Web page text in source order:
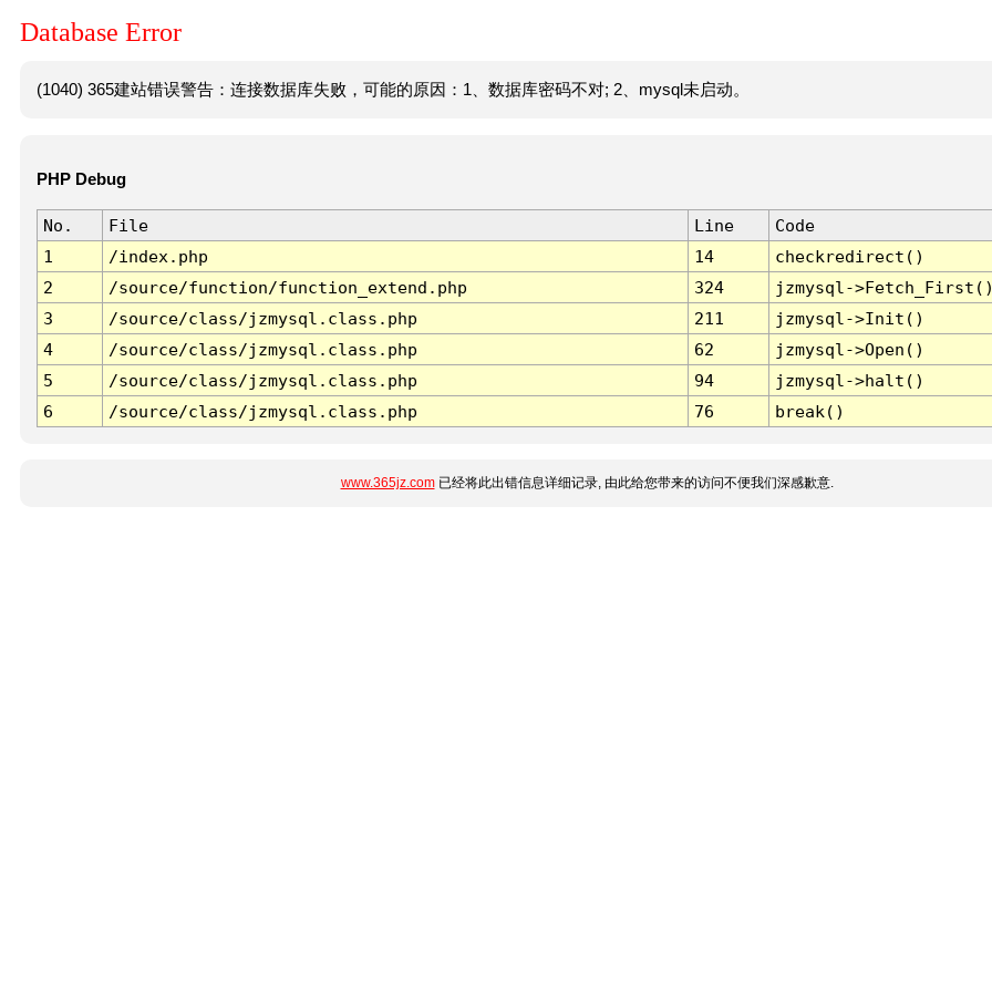
Database Error
(1040) 365建站错误警告：连接数据库失败，可能的原因：1、数据库密码不对; 2、mysql未启动。
PHP Debug
No. File Line
Code
1
/index.php 14
checkredirect()
2
/source/function/function_extend.php 324
jzmysql-
3
/source/class/jzmysql.class.php 211
jzmysql->Init()
4
/source/class/jzmysql.class.php 62
jzmysql->Open()
5
/source/class/jzmysql.class.php 94
jzmysql->halt()
6
/source/class/jzmysql.class.php 76 break()
www.365jz.com已经将此出错信息详细记录, 由此给您带来的访问不便我们深感歉意.